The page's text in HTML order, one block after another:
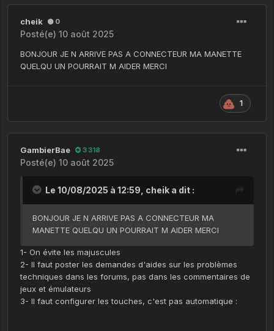
cheik 0
Posté(e) 10 août 2025
BONJOUR JE N ARRIVE PAS A CONNECTEUR MA MANETTE
QUELQU UN POURRAIT M AIDER MERCI
1
GambierBae 3 318
Posté(e) 10 août 2025
Le 10/08/2025 à 12:59, cheik a dit :
BONJOUR JE N ARRIVE PAS A CONNECTEUR MA
MANETTE QUELQU UN POURRAIT M AIDER MERCI
1- On évite les majuscules
2- Il faut poster les demandes d'aides sur les problèmes
techniques dans les forums, pas dans les commentaires de
jeux et émulateurs
3- Il faut configurer les touches, c'est pas automatique :